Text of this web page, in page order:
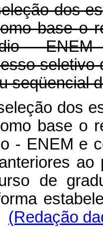
dos
base o
- ENEM
seqüencial
dos
base o
- ENEM e
de
(Redação